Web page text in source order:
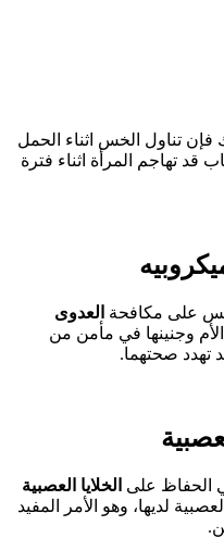
فإن تناول الخس اثناء الحمل
تهاجم المرأة اثناء فترة
على مكافحة العدوى
الأم وجنينها في مأمن من
تهدد صحتهما.
الحفاظ على الخلايا العصبية
لديها، وهو الأمر المفيد